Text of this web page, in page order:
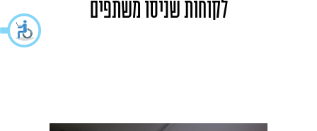
לקוחות שניסו משתפים